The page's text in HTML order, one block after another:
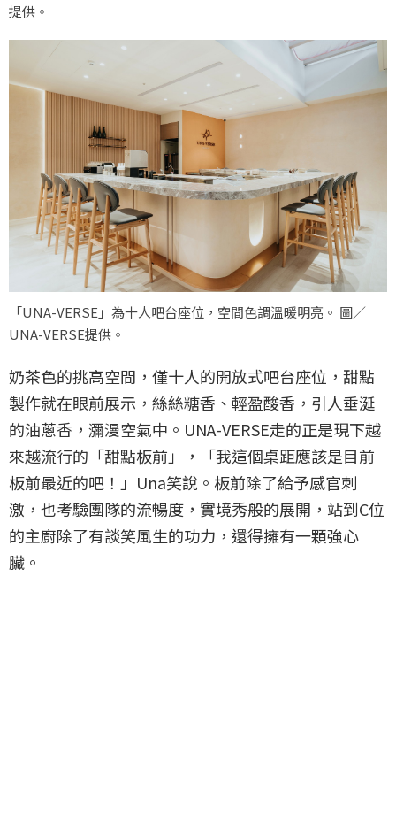
提供。
「UNA-VERSE」為十人吧台座位，空間色調溫暖明亮。 圖／
UNA-VERSE提供。
奶茶色的挑高空間，僅十人的開放式吧台座位，甜點
製作就在眼前展示，絲絲糖香、輕盈酸香，引人垂涎
的油蔥香，瀰漫空氣中。UNA-VERSE走的正是現下越
來越流行的「甜點板前」，「我這個桌距應該是目前
板前最近的吧！」Una笑說。板前除了給予感官刺
激，也考驗團隊的流暢度，實境秀般的展開，站到C位
的主廚除了有談笑風生的功力，還得擁有一顆強心
臟。